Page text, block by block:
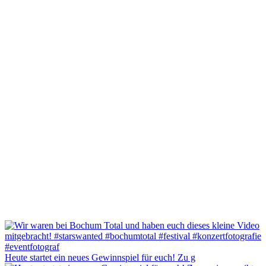
Heute startet ein neues Gewinnspiel für euch! Zu g